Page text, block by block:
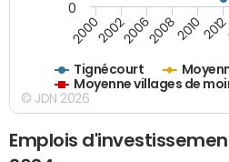
Tignécourt
Moyenne villages de
200020022006200820102012
0
© JDN 2026
Emplois